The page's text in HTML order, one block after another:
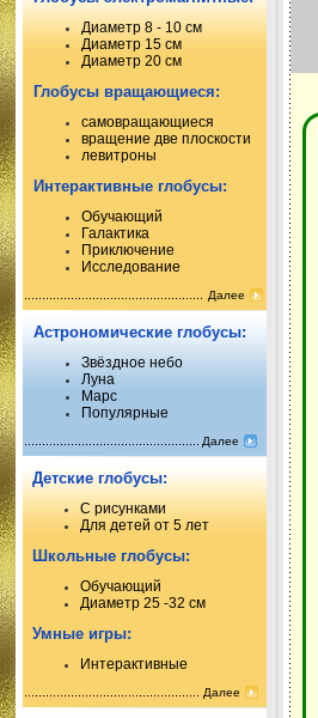
Диаметр 8 - 10 см
Диаметр 15 см
Диаметр 20 см
Глобусы вращающиеся:
самовращающиеся
вращение две плоскости
левитроны
Интерактивные глобусы:
Обучающий
Галактика
Приключение
Исследование
Далее
Астрономические глобусы:
Звёздное небо
Луна
Марс
Популярные
Далее
Детские глобусы:
С рисунками
Для детей от 5 лет
Школьные глобусы:
Обучающий
Диаметр 25 -32 см
Умные игры:
Интерактивные
Далее